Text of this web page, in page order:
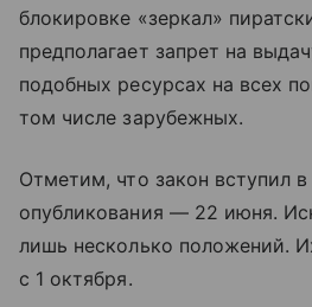
блокировке «зеркал»
предполагает запрет на
подобных ресурсах на всех
том числе зарубежных.
Отметим, что закон вступил
опубликования — 22 июня.
лишь несколько положений.
с 1 октября.